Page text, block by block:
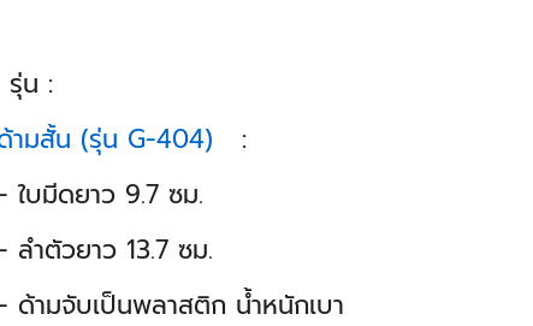
น :
ามสั้น (รุ่น G-404)
:
ดยาว 9.7 ซม.
วยาว 13.7 ซม.
จับเป็นพลาสติก น้ำหนักเบา